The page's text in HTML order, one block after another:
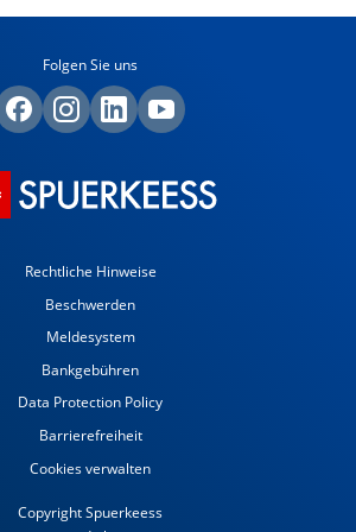
Folgen Sie uns
Rechtliche Hinweise
Beschwerden
Meldesystem
Bankgebühren
Data Protection Policy
Barrierefreiheit
Cookies verwalten
Copyright Spuerkeess